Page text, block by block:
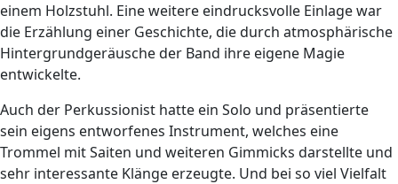
einem Holzstuhl. Eine weitere eindrucksvolle Einlage war
die Erzählung einer Geschichte, die durch atmosphärische
Hintergrundgeräusche der Band ihre eigene Magie
entwickelte.
Auch der Perkussionist hatte ein Solo und präsentierte
sein eigens entworfenes Instrument, welches eine
Trommel mit Saiten und weiteren Gimmicks darstellte und
sehr interessante Klänge erzeugte. Und bei so viel Vielfalt